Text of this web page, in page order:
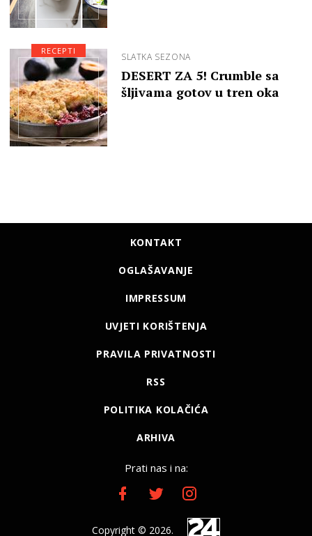
SLATKA SEZONA
DESERT ZA 5! Crumble sa
šljivama gotov u tren oka
RECEPTI
KONTAKT
OGLAŠAVANJE
IMPRESSUM
UVJETI KORIŠTENJA
PRAVILA PRIVATNOSTI
RSS
POLITIKA KOLAČIĆA
ARHIVA
Prati nas i na:
Copyright © 2026.